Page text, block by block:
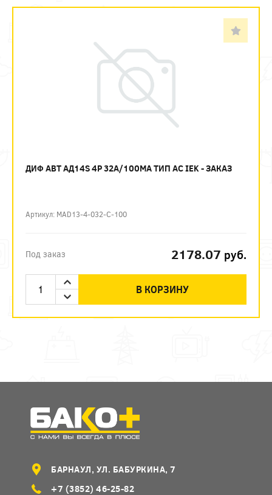
ДИФ АВТ АД14S 4P 32А/100МА ТИП AC IEK - ЗАКАЗ
Артикул: MAD13-4-032-C-100
Под заказ 2178.07 руб.
В КОРЗИНУ
БАРНАУЛ, УЛ. БАБУРКИНА, 7
+7 (3852) 46-25-82